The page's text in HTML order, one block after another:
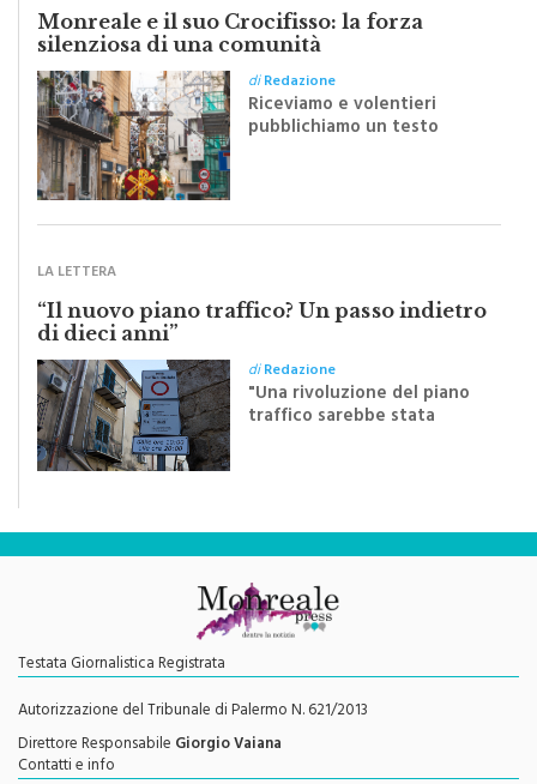
Monreale e il suo Crocifisso: la forza
silenziosa di una comunità
diRedazione
Riceviamo e volentieri
pubblichiamo un testo
Festa del Santissimo
LA LETTERA
“Il nuovo piano traffico? Un passo indietro
di dieci anni”
diRedazione
"Una rivoluzione del piano
traffico sarebbe stata
Testata Giornalistica Registrata
Autorizzazione del Tribunale di Palermo N. 621/2013
Direttore Responsabile Giorgio Vaiana
Contatti e info